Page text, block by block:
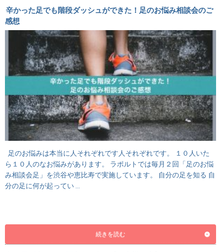
辛かった足でも階段ダッシュができた！足のお悩み相談会のご
感想
足のお悩みは本当に人それぞれです人それぞれです。 １０人いた
ら１０人のなお悩みがあります。 ラポルトでは毎月２回「足のお悩
み相談会足」を渋谷や恵比寿で実施しています。 自分の足を知る 自
分の足に何が起ってい …
続きを読む